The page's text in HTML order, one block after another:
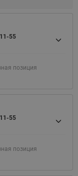
55
позиция
55
позиция